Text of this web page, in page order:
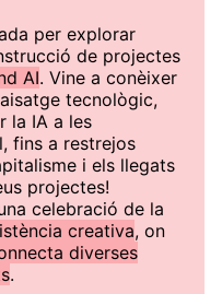
per explorar
de projectes
AI. Vine a conèixer
tecnològic,
la IA a les
fins a restrejos
i els llegats
projectes!
celebració de la
creativa, on
diverses
.